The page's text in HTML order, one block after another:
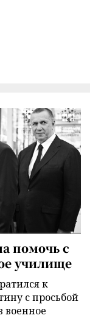
помочь с
училище
к
с просьбой
военное